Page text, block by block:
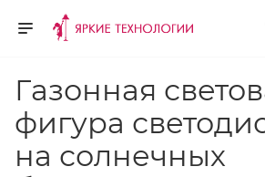
Газонная
фигура
на солнечных